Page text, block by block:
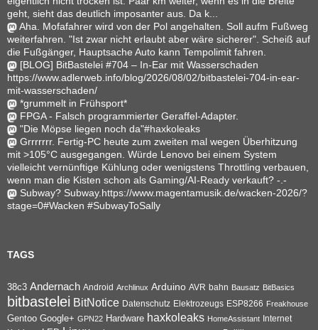
geht, sieht das deutlich imposanter aus. Da k...
Aha. Mofafahrer wird von der Pol angehalten. Soll aufm Fußweg
weiterfahren. "Ist zwar nicht erlaubt aber wäre sicherer". Scheiß auf
die Fußgänger, Hauptsache Auto kann Tempolimit fahren.
[BLOG] BitBastelei #704 – In-Ear mit Wasserschaden
https://www.adlerweb.info/blog/2026/08/02/bitbastelei-704-in-ear-
mit-wasserschaden/
*grummelt in Frühsport*
FPGA - Falsch programmierter Geraffel-Adapter.
"Die Möpse liegen noch da"#haxkoleaks
Grrrrrrr. Fertig-PC heute zum zweiten mal wegen Überhitzung
mit >105°C ausgegangen. Würde Lenovo bei einem System
vielleicht vernünftige Kühlung oder wenigstens Throttling verbauen,
wenn man die Kisten schon als Gaming/AI-Ready verkauft? -.-
Subway? Subway.https://www.magentamusik.de/wacken-2026/?
stage=0#Wacken #SubwayToSally
TAGS
38c3 Andernach Android Archlinux Arduino AVR bahn Bausatz BitBasics
bitbastelei BitNotice Datenschutz Elektrozeugs ESP8266 Freakhouse
Gentoo Google+ GPN22 Hardware haxkoleaks HomeAssistant Internet